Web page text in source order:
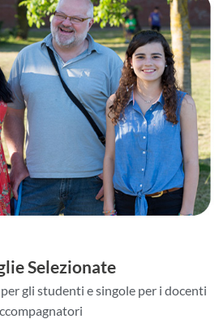
Selezionate
gli studenti e singole per i docenti